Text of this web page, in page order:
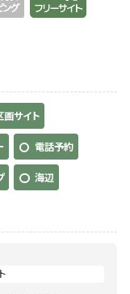
画サイト
電話予約
海辺